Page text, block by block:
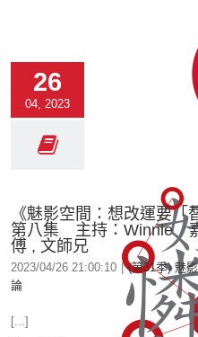
26
04, 2023
《魅影空間：想改運要
第八集 主持：Winnie
傅 , 文師兄
2023/04/26 21:00:10 | (第31季) 魅
論
[...]